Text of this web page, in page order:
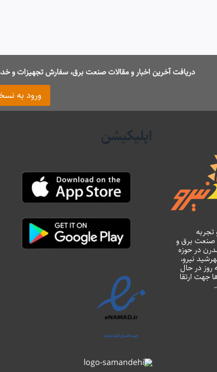
دریافت آخرین اخبار و مقالات صنعت برق، سفارش تجهیزات و
ورود به
صنعت برق و
در حوزه
نیرو،
روز در حال
جهت ارتقا
اپلیکیشن